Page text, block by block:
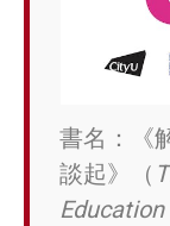
書名：《
談起》（